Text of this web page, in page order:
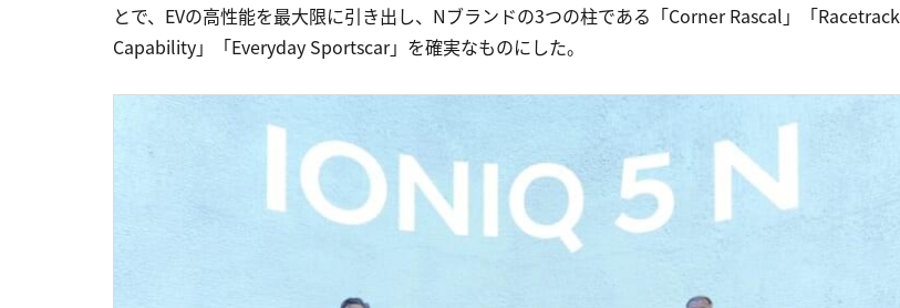
とで、EVの高性能を最大限に引き出し、Nブランドの3つの柱である「Corner Rascal」「Racetrack
Capability」「Everyday Sportscar」を確実なものにした。